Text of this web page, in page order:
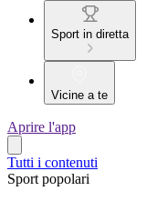
Sport in diretta
Vicine a te
Aprire l'app
Tutti i contenuti
Sport popolari